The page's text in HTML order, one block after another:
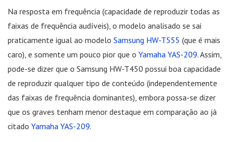
Na resposta em frequência (capacidade de reproduzir todas as
faixas de frequência audíveis), o modelo analisado se sai
praticamente igual ao modelo Samsung HW-T555 (que é mais
caro), e somente um pouco pior que o Yamaha YAS-209. Assim,
pode-se dizer que o Samsung HW-T450 possui boa capacidade
de reproduzir qualquer tipo de conteúdo (independentemente
das faixas de frequência dominantes), embora possa-se dizer
que os graves tenham menor destaque em comparação ao já
citado Yamaha YAS-209.